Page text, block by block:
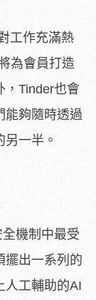
工作充滿熱
為會員打造
，Tinder也會
能夠隨時透過
一半。
全機制中最受
擺出一系列的
人工輔助的AI